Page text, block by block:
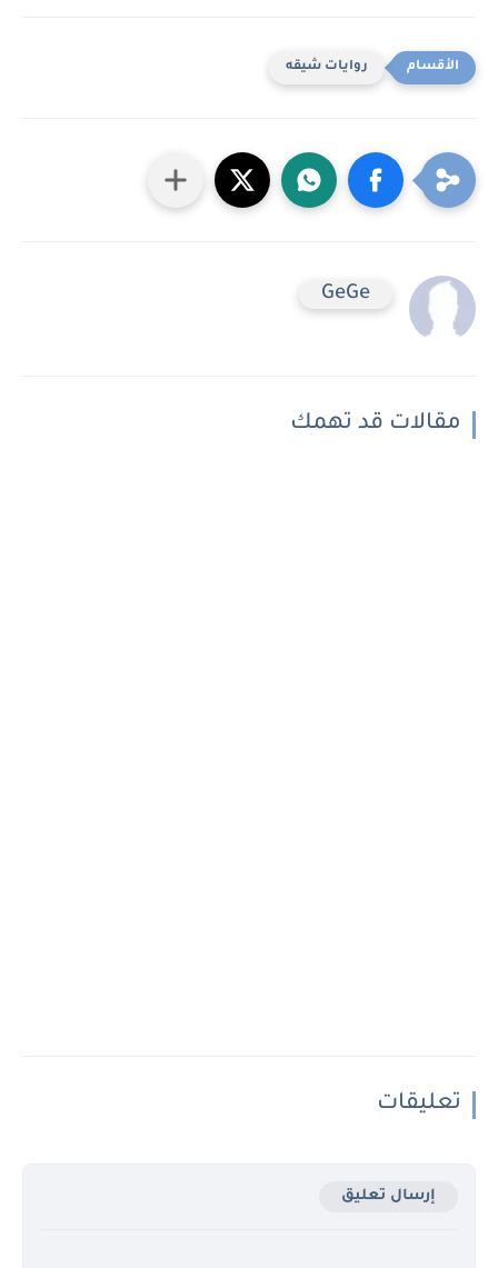
روايات شيقه
GeGe
مقالات قد تهمك
تعليقات
إرسال تعليق